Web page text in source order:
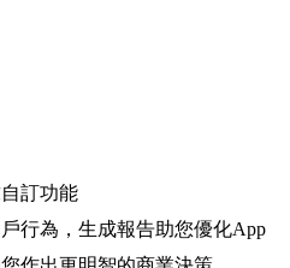
訂功能
行為，生成報告助您優化App